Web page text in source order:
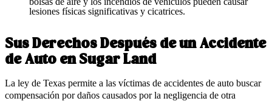
lesiones físicas significativas y cicatrices.
Sus Derechos Después de un Accidente
de Auto en Sugar Land
La ley de Texas permite a las víctimas de accidentes de auto buscar
compensación por daños causados por la negligencia de otra